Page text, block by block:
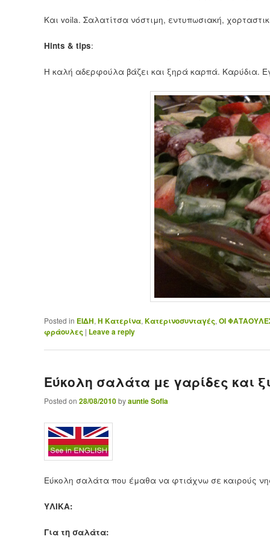
Και voila. Σαλατίτσα νόστιμη, εντυπωσιακή,
Hints & tips:
Η καλή αδερφούλα βάζει και ξηρά καρπά. Καρύδια.
Posted in ΕΙΔΗ, Η Κατερίνα, Κατερινοσυνταγές, ΟΙ
φράουλες | Leave a reply
Εύκολη σαλάτα με γαρίδες και
Posted on 28/08/2010byauntie Sofia
Εύκολη σαλάτα που έμαθα να φτιάχνω σε καιρούς
ΥΛΙΚΑ:
Για τη σαλάτα: